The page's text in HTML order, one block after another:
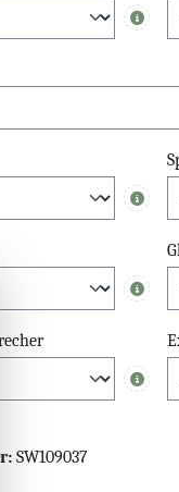
Info
Info
Info
Info
SW109037